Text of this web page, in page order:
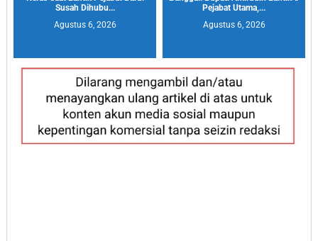
Susah Dihubu...
Agustus 6, 2026
Pejabat Utama,...
Agustus 6, 2026